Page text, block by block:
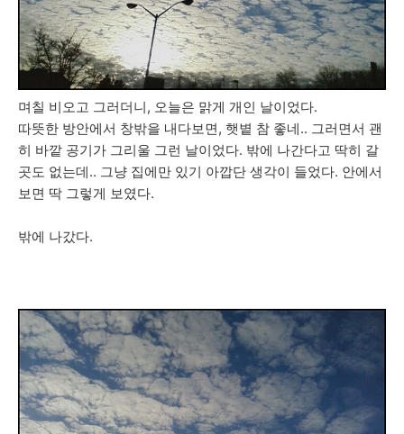
며칠 비오고 그러더니, 오늘은 맑게 개인 날이었다.
따뜻한 방안에서 창밖을 내다보면, 햇볕 참 좋네.. 그러면서 괜
히 바깥 공기가 그리울 그런 날이었다. 밖에 나간다고 딱히 갈
곳도 없는데.. 그냥 집에만 있기 아깝단 생각이 들었다. 안에서
보면 딱 그렇게 보였다.
밖에 나갔다.